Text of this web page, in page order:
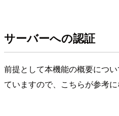
サーバーへの認証
前提として本機能の概要につ
ていますので、こちらが参考に